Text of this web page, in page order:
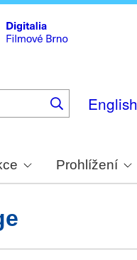
English
Prohlížení